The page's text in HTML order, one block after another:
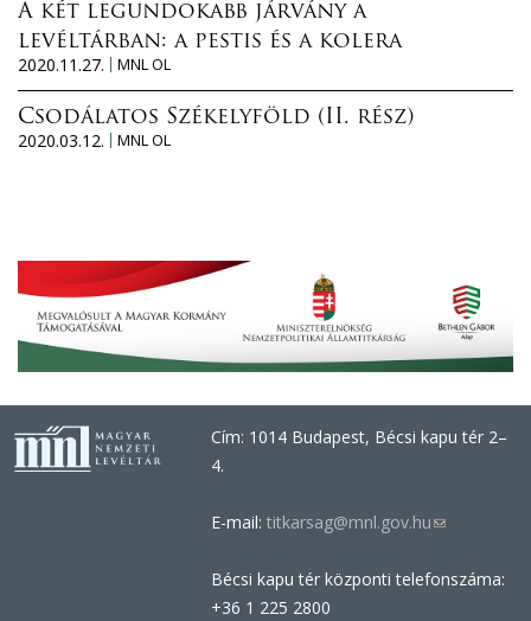
A két legundokabb járvány a
levéltárban: a pestis és a kolera
2020.11.27.
MNL OL
Csodálatos Székelyföld (II. rész)
2020.03.12.
MNL OL
Cím: 1014 Budapest, Bécsi kapu tér 2–
4.
E-mail: titkarsag@mnl.gov.hu(link
e-
Bécsi kapu tér központi telefonszáma:
+36 1 225 2800